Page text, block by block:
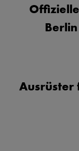
Ausrüster